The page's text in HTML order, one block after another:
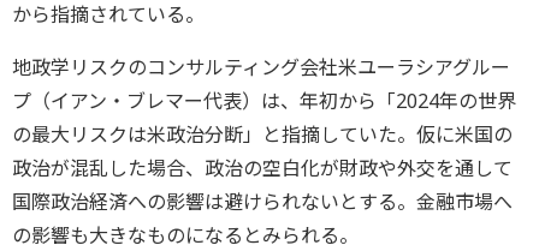
から指摘されている。
地政学リスクのコンサルティング会社米ユーラシアグルー
プ（イアン・ブレマー代表）は、年初から「2024年の世界
の最大リスクは米政治分断」と指摘していた。仮に米国の
政治が混乱した場合、政治の空白化が財政や外交を通して
国際政治経済への影響は避けられないとする。金融市場へ
の影響も大きなものになるとみられる。